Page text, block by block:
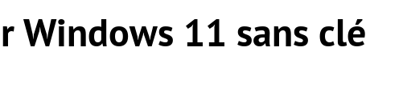
Windows 11 sans clé